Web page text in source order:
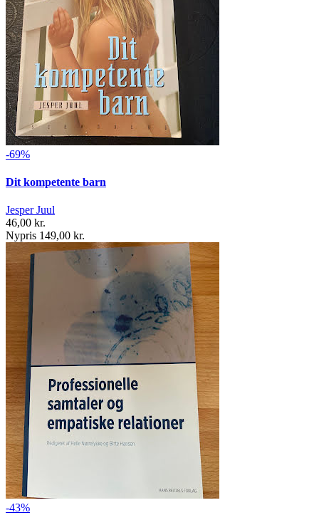
-69%
Dit kompetente barn
Jesper Juul
46,00 kr.
Nypris 149,00 kr.
-43%